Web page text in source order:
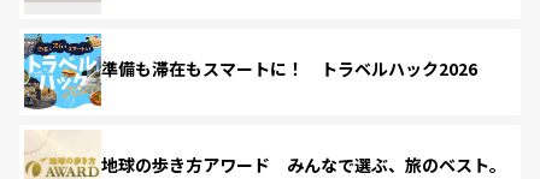
準備も滞在もスマートに！ トラベルハック2026
地球の歩き方アワード みんなで選ぶ、旅のベスト。